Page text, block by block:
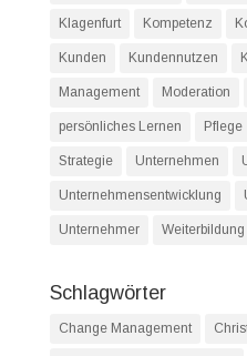
Klagenfurt Kompetenz
Kunden Kundennutzen
Management Moderation
persönliches Lernen Pflege
Strategie Unternehmen
Unternehmensentwicklung
Unternehmer Weiterbildung
Schlagwörter
Change Management